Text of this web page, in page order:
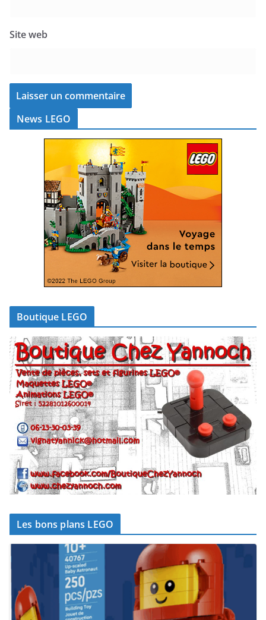
Site web
News LEGO
Boutique LEGO
Les bons plans LEGO